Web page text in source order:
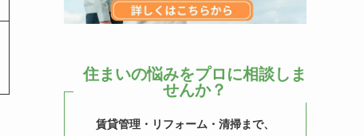
住まいの悩みをプロに相談しま
せんか？
賃貸管理・リフォーム・清掃まで、